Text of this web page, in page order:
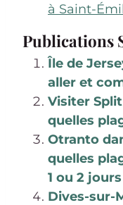
à Saint-
Publications
Île de
aller et
Visiter
quelles
Otranto
quelles
1 ou 2 jours
Dives-sur-